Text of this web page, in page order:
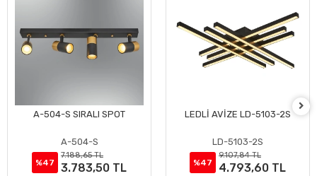
A-504-S SIRALI SPOT
A-504-S
%47
7.188,65 TL
3.783,50 TL
LEDLİ AVİZE LD-5103-2S
LD-5103-2S
%47
9.107,84 TL
4.793,60 TL